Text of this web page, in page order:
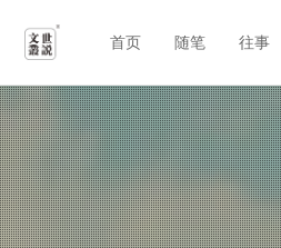
首页 随笔 往事